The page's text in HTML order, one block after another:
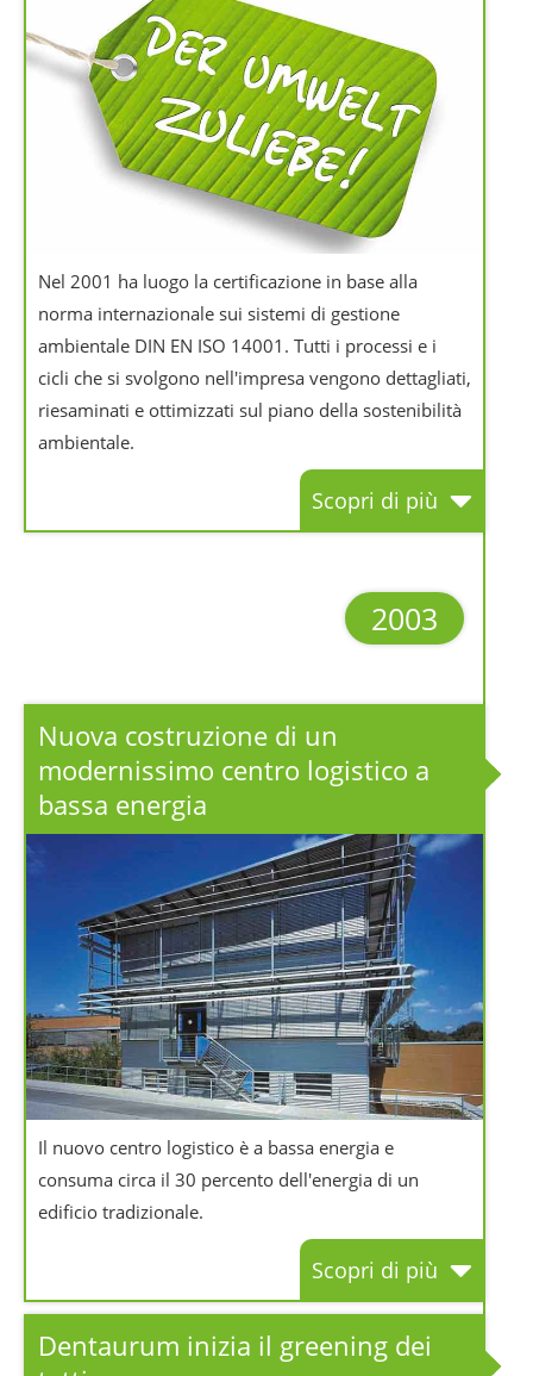
Nel 2001 ha luogo la certificazione in base alla
norma internazionale sui sistemi di gestione
ambientale DIN EN ISO 14001. Tutti i processi e i
cicli che si svolgono nell'impresa vengono dettagliati,
riesaminati e ottimizzati sul piano della sostenibilità
ambientale.
Scopri di più
2003
Nuova costruzione di un
modernissimo centro logistico a
bassa energia
Il nuovo centro logistico è a bassa energia e
consuma circa il 30 percento dell'energia di un
edificio tradizionale.
Scopri di più
Dentaurum inizia il greening dei